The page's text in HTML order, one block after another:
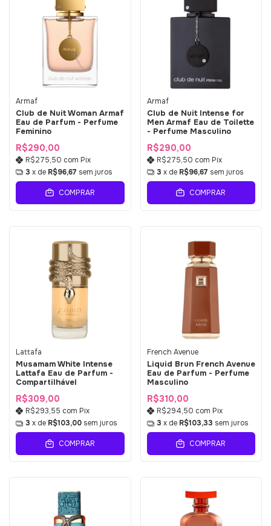
Armaf
Club de Nuit Woman Armaf
Eau de Parfum - Perfume
Feminino
R$290,00
R$275,50 com Pix
3 x de R$96,67 sem juros
COMPRAR
Armaf
Club de Nuit Intense for
Men Armaf Eau de Toilette
- Perfume Masculino
R$290,00
R$275,50 com Pix
3 x de R$96,67 sem juros
COMPRAR
Lattafa
Musamam White Intense
Lattafa Eau de Parfum -
Compartilhável
R$309,00
R$293,55 com Pix
3 x de R$103,00 sem juros
COMPRAR
French Avenue
Liquid Brun French Avenue
Eau de Parfum - Perfume
Masculino
R$310,00
R$294,50 com Pix
3 x de R$103,33 sem juros
COMPRAR